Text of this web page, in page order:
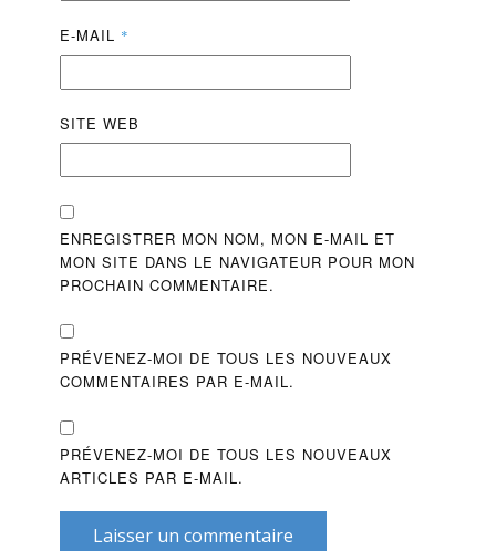
E-MAIL *
SITE WEB
ENREGISTRER MON NOM, MON E-MAIL ET
MON SITE DANS LE NAVIGATEUR POUR MON
PROCHAIN COMMENTAIRE.
PRÉVENEZ-MOI DE TOUS LES NOUVEAUX
COMMENTAIRES PAR E-MAIL.
PRÉVENEZ-MOI DE TOUS LES NOUVEAUX
ARTICLES PAR E-MAIL.
Laisser un commentaire